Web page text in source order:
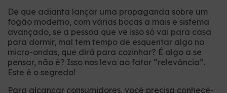
De que adianta lançar uma propaganda sobre um
fogão moderno, com várias bocas a mais e sistema
avançado, se a pessoa que vê isso só vai para casa
para dormir, mal tem tempo de esquentar algo no
micro-ondas, que dirá para cozinhar? É algo a se
pensar, não é? Isso nos leva ao fator “relevância”.
Este é o segredo!
Para alcançar consumidores, você precisa conhecê-